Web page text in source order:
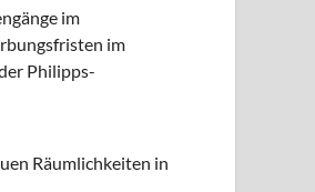
im
im
Philipps-
Räumlichkeiten in